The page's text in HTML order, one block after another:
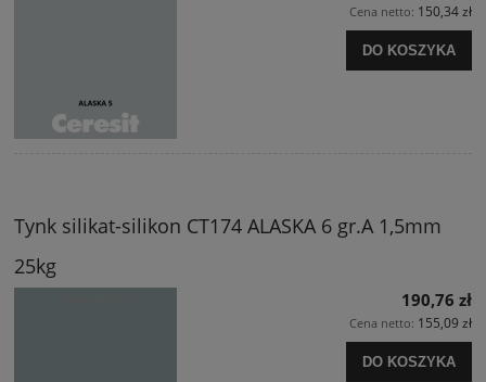
Cena netto: 150,34 zł
DO KOSZYKA
Tynk silikat-silikon CT174 ALASKA 6 gr.A 1,5mm
25kg
190,76 zł
Cena netto: 155,09 zł
DO KOSZYKA